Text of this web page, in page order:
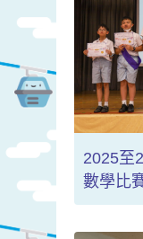
2025至
數學比